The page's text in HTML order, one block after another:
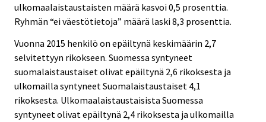
ulkomaalaistaustaisten määrä kasvoi 0,5 prosenttia.
Ryhmän “ei väestötietoja” määrä laski 8,3 prosenttia.
Vuonna 2015 henkilö on epäiltynä keskimäärin 2,7
selvitettyyn rikokseen. Suomessa syntyneet
suomalaistaustaiset olivat epäiltynä 2,6 rikoksesta ja
ulkomailla syntyneet Suomalaistaustaiset 4,1
rikoksesta. Ulkomaalaistaustaisista Suomessa
syntyneet olivat epäiltynä 2,4 rikoksesta ja ulkomailla